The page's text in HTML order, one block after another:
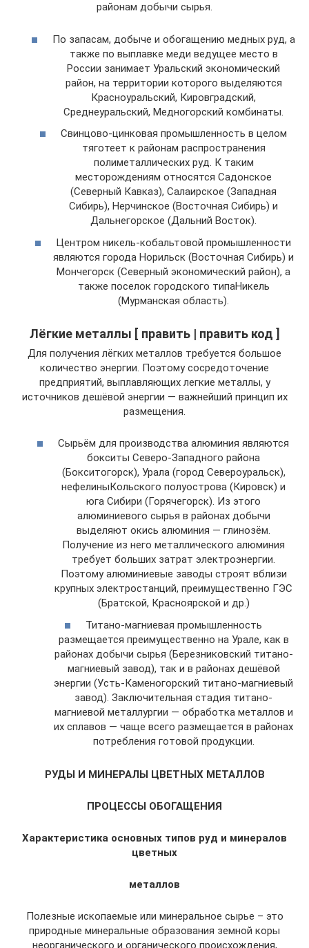
районам добычи сырья.
По запасам, добыче и обогащению медных руд, а
также по выплавке меди ведущее место в
России занимает Уральский экономический
район, на территории которого выделяются
Красноуральский, Кировградский,
Среднеуральский, Медногорский комбинаты.
Свинцово-цинковая промышленность в целом
тяготеет к районам распространения
полиметаллических руд. К таким
месторождениям относятся Садонское
(Северный Кавказ), Салаирское (Западная
Сибирь), Нерчинское (Восточная Сибирь) и
Дальнегорское (Дальний Восток).
Центром никель-кобальтовой промышленности
являются города Норильск (Восточная Сибирь) и
Мончегорск (Северный экономический район), а
также поселок городского типаНикель
(Мурманская область).
Лёгкие металлы [ править | править код ]
Для получения лёгких металлов требуется большое
количество энергии. Поэтому сосредоточение
предприятий, выплавляющих легкие металлы, у
источников дешёвой энергии — важнейший принцип их
размещения.
Сырьём для производства алюминия являются
бокситы Северо-Западного района
(Бокситогорск), Урала (город Североуральск),
нефелиныКольского полуострова (Кировск) и
юга Сибири (Горячегорск). Из этого
алюминиевого сырья в районах добычи
выделяют окись алюминия — глинозём.
Получение из него металлического алюминия
требует больших затрат электроэнергии.
Поэтому алюминиевые заводы строят вблизи
крупных электростанций, преимущественно ГЭС
(Братской, Красноярской и др.)
Титано-магниевая промышленность
размещается преимущественно на Урале, как в
районах добычи сырья (Березниковский титано-
магниевый завод), так и в районах дешёвой
энергии (Усть-Каменогорский титано-магниевый
завод). Заключительная стадия титано-
магниевой металлургии — обработка металлов и
их сплавов — чаще всего размещается в районах
потребления готовой продукции.
РУДЫ И МИНЕРАЛЫ ЦВЕТНЫХ МЕТАЛЛОВ
ПРОЦЕССЫ ОБОГАЩЕНИЯ
Характеристика основных типов руд и минералов
цветных
металлов
Полезные ископаемые или минеральное сырье – это
природные минеральные образования земной коры
неорганического и органического происхождения,